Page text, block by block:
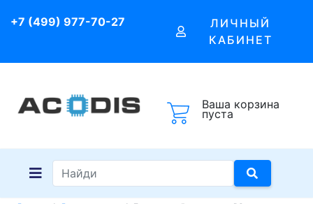
+7 (499) 977-70-27
ЛИЧНЫЙ
КАБИНЕТ
Ваша корзина
пуста